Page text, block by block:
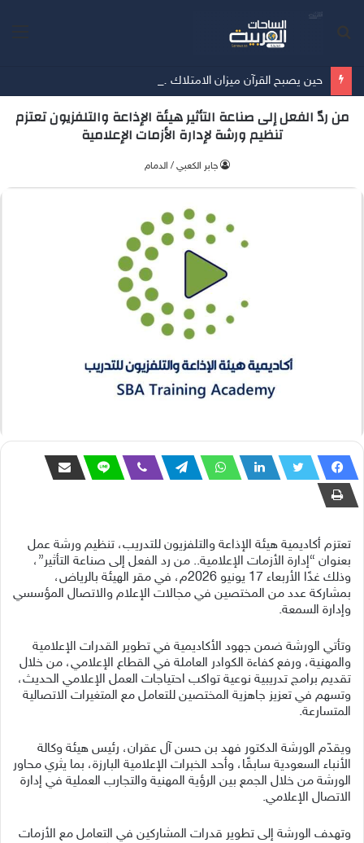
من ردّ الفعل إلى صناعة التأثير هيئة الإذاعة والتلفزيون تعتزم
تنظيم ورشة لإدارة الأزمات الإعلامية
جابر الكعبي / الدمام
تعتزم أكاديمية هيئة الإذاعة والتلفزيون للتدريب، تنظيم ورشة عمل
بعنوان “إدارة الأزمات الإعلامية.. من رد الفعل إلى صناعة التأثير”،
وذلك غدًا الأربعاء 17 يونيو 2026م، في مقر الهيئة بالرياض،
بمشاركة عدد من المختصين في مجالات الإعلام والاتصال المؤسسي
وإدارة السمعة.
وتأتي الورشة ضمن جهود الأكاديمية في تطوير القدرات الإعلامية
والمهنية، ورفع كفاءة الكوادر العاملة في القطاع الإعلامي، من خلال
تقديم برامج تدريبية نوعية تواكب احتياجات العمل الإعلامي الحديث،
وتسهم في تعزيز جاهزية المختصين للتعامل مع المتغيرات الاتصالية
المتسارعة.
ويقدّم الورشة الدكتور فهد بن حسن آل عقران، رئيس هيئة وكالة
الأنباء السعودية سابقًا، وأحد الخبرات الإعلامية البارزة، بما يثري محاور
الورشة من خلال الجمع بين الرؤية المهنية والتجارب العملية في إدارة
الاتصال الإعلامي.
وتهدف الورشة إلى تطوير قدرات المشاركين في التعامل مع الأزمات